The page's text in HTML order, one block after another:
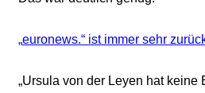
„euronews.“ ist immer sehr
„Ursula von der Leyen hat keine